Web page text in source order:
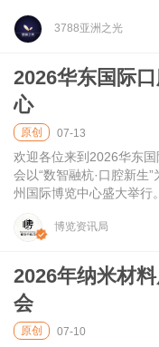
3788亚洲之光
2026华东国际
心
原创 07-13
欢迎各位来到2026华东
会以“数智融杭·口腔新生
州国际博览中心盛大举行
新生态。博览资讯局
2026年纳米材
会
原创 07-10